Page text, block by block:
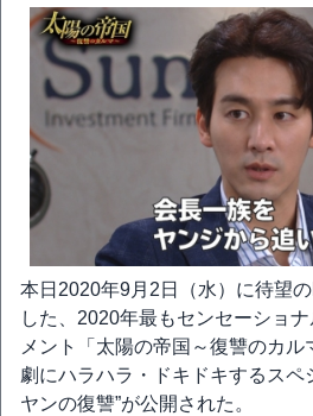
本日2020年9月2日（水）に待望
した、2020年最もセンセーショ
メント「太陽の帝国～復讐のカ
劇にハラハラ・ドキドキするスペ
ヤンの復讐”が公開された。